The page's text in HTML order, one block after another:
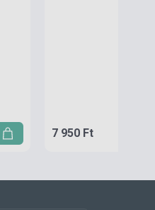
7 950 Ft